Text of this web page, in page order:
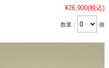
¥26,900(税込)
数量： 個